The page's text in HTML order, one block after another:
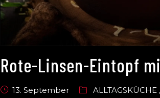
Rote-Linsen-Eintopf
13. September ALLTAGSKÜCHE ,